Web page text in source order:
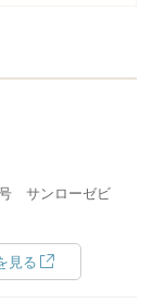
号 サンローゼビ
見る